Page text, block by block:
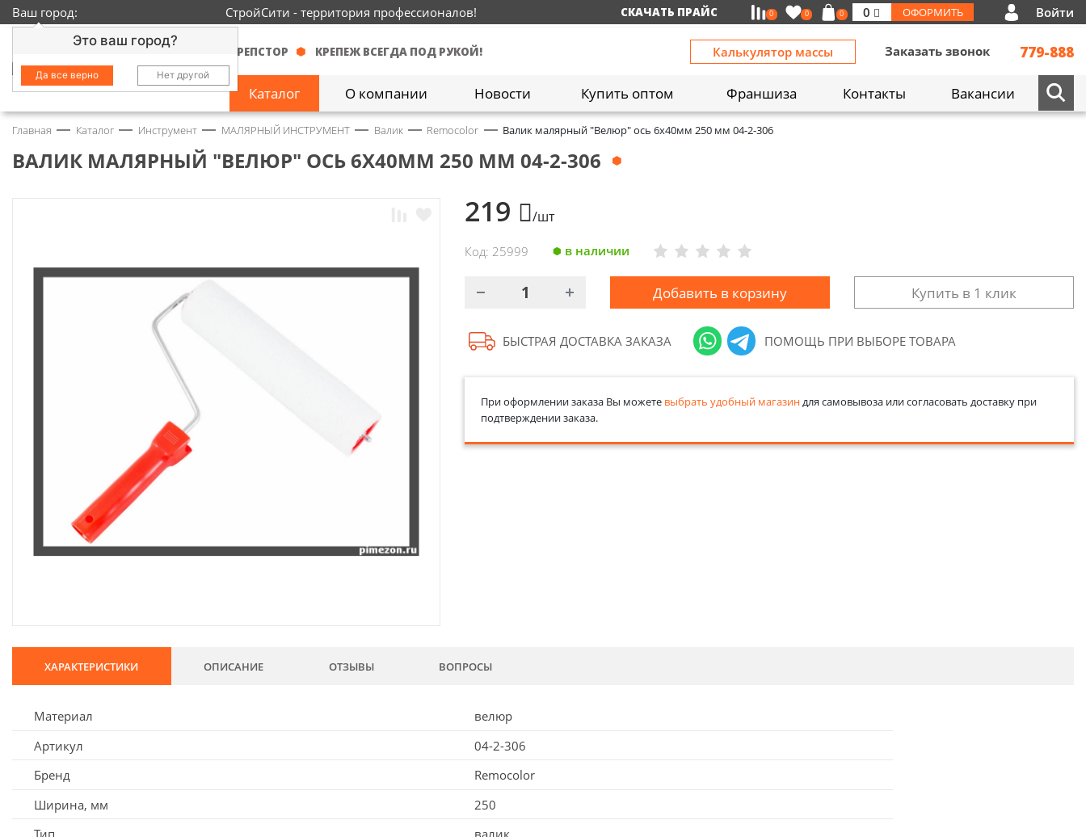
Ваш город:
Это ваш город?
Да все верно Нет другой
СтройСити - территория профессионалов! СКАЧАТЬ ПРАЙС 0 0 0 0 ОФОРМИТЬ Войти
КРЕПСТОР КРЕПЕЖ ВСЕГДА ПОД РУКОЙ! Калькулятор массы Заказать звонок 779-888
Каталог О компании Новости Купить оптом Франшиза Контакты Вакансии
Замочно-скобяные
изделия
1429
Электроды и проволока
Хиты продаж
Новинки
Скидки
Главная Каталог Инструмент МАЛЯРНЫЙ ИНСТРУМЕНТ Валик Remocolor Валик малярный "Велюр" ось 6х40мм 250 мм 04-2-306
ВАЛИК МАЛЯРНЫЙ "ВЕЛЮР" ОСЬ 6Х40ММ 250 ММ 04-2-306
219 /шт
Код: 25999 в наличии
Добавить в корзину Купить в 1 клик
БЫСТРАЯ ДОСТАВКА ЗАКАЗА ПОМОЩЬ ПРИ ВЫБОРЕ ТОВАРА
При оформлении заказа Вы можете выбрать удобный магазиндля самовывоза или согласовать доставку при
подтверждении заказа.
ХАРАКТЕРИСТИКИ ОПИСАНИЕ ОТЗЫВЫ ВОПРОСЫ
Материал
велюр
Артикул
04-2-306
Бренд
Remocolor
Ширина, мм
250
Тип
валик